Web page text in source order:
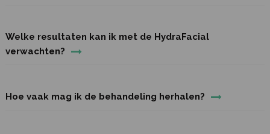
Welke resultaten kan ik met de HydraFacial
verwachten?
Hoe vaak mag ik de behandeling herhalen?